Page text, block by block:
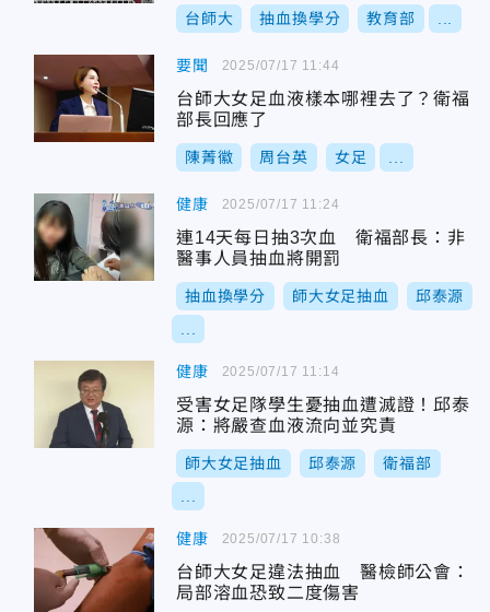
台師大 抽血換學分 教育部
要聞
台師大女足血液樣本哪裡去了？衛福
部長回應了
陳菁徽 周台英 女足
2025/07/17 11:44
健康
連14天每日抽3次血 衛福部長：非
醫事人員抽血將開罰
抽血換學分 師大女足抽血 邱泰源
2025/07/17 11:24
健康
受害女足隊學生憂抽血遭滅證！邱泰
源：將嚴查血液流向並究責
師大女足抽血 邱泰源 衛福部
2025/07/17 11:14
健康
台師大女足違法抽血 醫檢師公會：
局部溶血恐致二度傷害
2025/07/17 10:38